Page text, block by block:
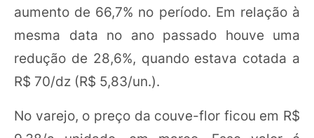
aumento de 66,7% no período. Em relação à
mesma data no ano passado houve uma
redução de 28,6%, quando estava cotada a
R$ 70/dz (R$ 5,83/un.).
No varejo, o preço da couve-flor ficou em R$